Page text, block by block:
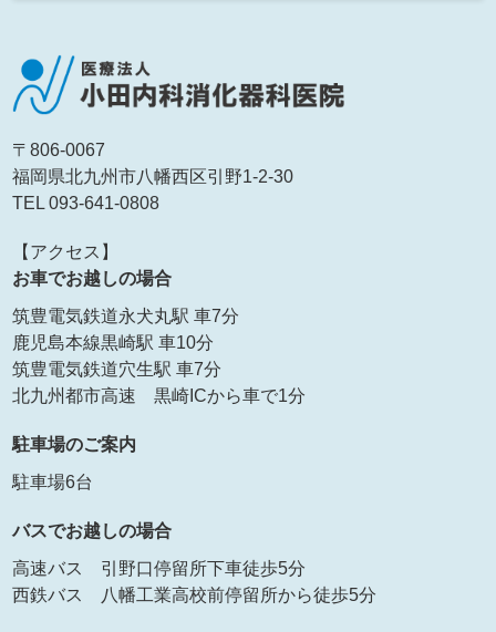
〒806-0067
福岡県北九州市八幡西区引野1-2-30
TEL 093-641-0808
【アクセス】
お車でお越しの場合
筑豊電気鉄道永犬丸駅 車7分
鹿児島本線黒崎駅 車10分
筑豊電気鉄道穴生駅 車7分
北九州都市高速 黒崎ICから車で1分
駐車場のご案内
駐車場6台
バスでお越しの場合
高速バス 引野口停留所下車徒歩5分
西鉄バス 八幡工業高校前停留所から徒歩5分